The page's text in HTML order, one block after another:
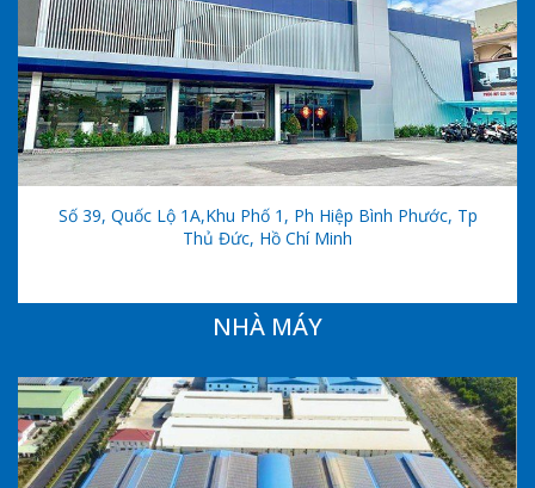
Số 39, Quốc Lộ 1A,khu Phố 1, Ph Hiệp Bình Phước, Tp
Thủ Đức, Hồ Chí Minh
NHÀ MÁY